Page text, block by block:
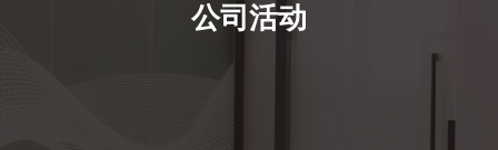
公司活动